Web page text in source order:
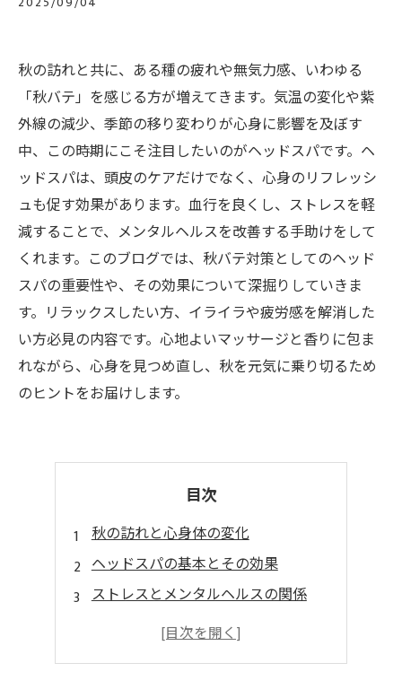
秋の訪れと共に、ある種の疲れや無気力感、いわゆる
「秋バテ」を感じる方が増えてきます。気温の変化や紫
外線の減少、季節の移り変わりが心身に影響を及ぼす
中、この時期にこそ注目したいのがヘッドスパです。ヘ
ッドスパは、頭皮のケアだけでなく、心身のリフレッシ
ュも促す効果があります。血行を良くし、ストレスを軽
減することで、メンタルヘルスを改善する手助けをして
くれます。このブログでは、秋バテ対策としてのヘッド
スパの重要性や、その効果について深掘りしていきま
す。リラックスしたい方、イライラや疲労感を解消した
い方必見の内容です。心地よいマッサージと香りに包ま
れながら、心身を見つめ直し、秋を元気に乗り切るため
のヒントをお届けします。
目次
秋の訪れと心身体の変化
ヘッドスパの基本とその効果
ストレスとメンタルヘルスの関係
ヘッドスパで秋バテを予防する方法